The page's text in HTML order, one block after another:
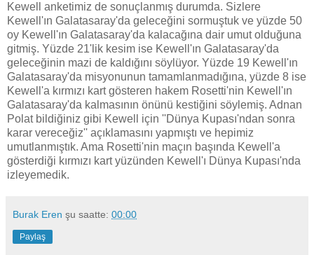
Kewell anketimiz de sonuçlanmış durumda. Sizlere
Kewell'ın Galatasaray'da geleceğini sormuştuk ve yüzde 50
oy Kewell'ın Galatasaray'da kalacağına dair umut olduğuna
gitmiş. Yüzde 21'lik kesim ise Kewell'ın Galatasaray'da
geleceğinin mazi de kaldığını söylüyor. Yüzde 19 Kewell'ın
Galatasaray'da misyonunun tamamlanmadığına, yüzde 8 ise
Kewell'a kırmızı kart gösteren hakem Rosetti'nin Kewell'ın
Galatasaray'da kalmasının önünü kestiğini söylemiş. Adnan
Polat bildiğiniz gibi Kewell için ''Dünya Kupası'ndan sonra
karar vereceğiz'' açıklamasını yapmıştı ve hepimiz
umutlanmıştık. Ama Rosetti'nin maçın başında Kewell'a
gösterdiği kırmızı kart yüzünden Kewell'ı Dünya Kupası'nda
izleyemedik.
Burak Eren şu saatte: 00:00
Paylaş